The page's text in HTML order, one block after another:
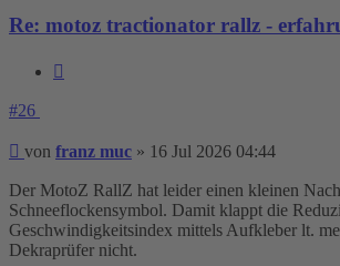
Re: motoz tractionator rallz -
#26
Beitrag
von franz muc » 16 Jul 2026 04:44
Der MotoZ RallZ hat leider einen kleinen
Schneeflockensymbol. Damit klappt die
Geschwindigkeitsindex mittels Aufkleber lt.
Dekraprüfer nicht.